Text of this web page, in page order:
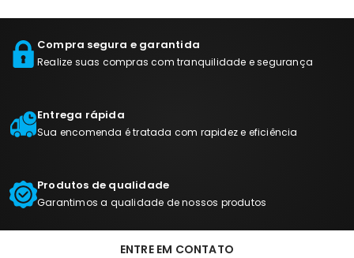
Compra segura e garantida
Realize suas compras com tranquilidade e segurança
Entrega rápida
Sua encomenda é tratada com rapidez e eficiência
Produtos de qualidade
Garantimos a qualidade de nossos produtos
ENTRE EM CONTATO